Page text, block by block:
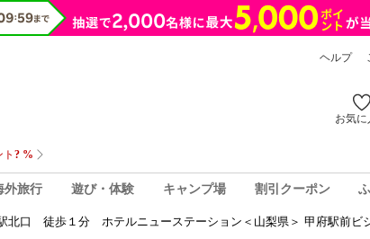
ヘルプ
お気に
外旅行 遊び・体験 キャンプ場 割引クーポン
北口 徒歩１分 ホテルニューステーション＜山梨県＞ 甲府駅前ビ